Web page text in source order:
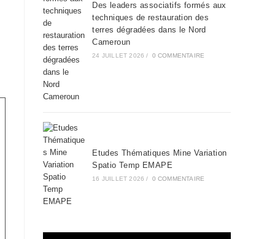
Des leaders associatifs formés aux
techniques de restauration des
terres dégradées dans le Nord
Cameroun
24 JUILLET 2026 / 0 COMMENTAIRE
Etudes Thématiques Mine Variation
Spatio Temp EMAPE
16 JUILLET 2026 / 0 COMMENTAIRE